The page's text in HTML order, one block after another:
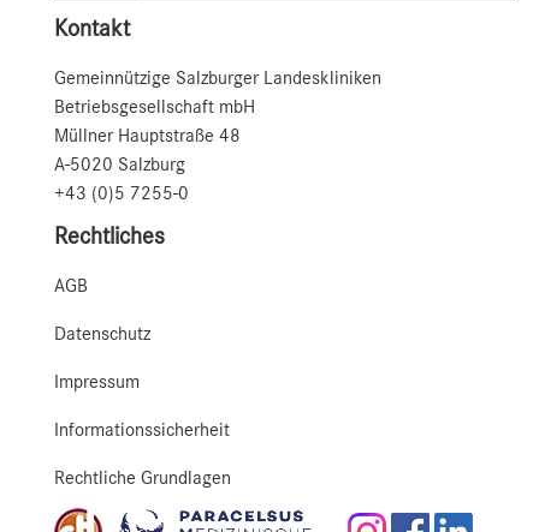
Kontakt
Gemeinnützige Salzburger Landeskliniken
Betriebsgesellschaft mbH
Müllner Hauptstraße 48
A-5020 Salzburg
+43 (0)5 7255-0
Rechtliches
AGB
Datenschutz
Impressum
Informationssicherheit
Rechtliche Grundlagen